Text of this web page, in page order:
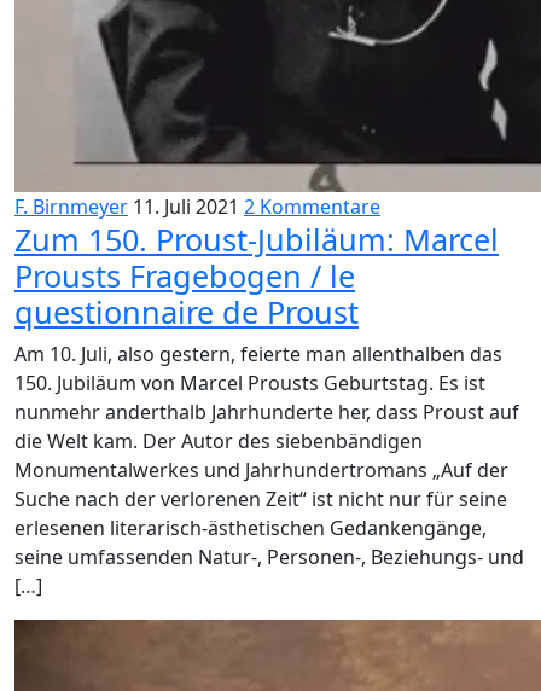
F. Birnmeyer 11. Juli 2021 2 Kommentare
Zum 150. Proust-Jubiläum: Marcel
Prousts Fragebogen / le
questionnaire de Proust
Am 10. Juli, also gestern, feierte man allenthalben das
150. Jubiläum von Marcel Prousts Geburtstag. Es ist
nunmehr anderthalb Jahrhunderte her, dass Proust auf
die Welt kam. Der Autor des siebenbändigen
Monumentalwerkes und Jahrhundertromans „Auf der
Suche nach der verlorenen Zeit“ ist nicht nur für seine
erlesenen literarisch-ästhetischen Gedankengänge,
seine umfassenden Natur-, Personen-, Beziehungs- und
[…]